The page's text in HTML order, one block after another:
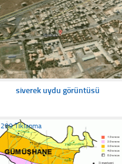
siverek uydu görüntüsü
299 Tıklanma